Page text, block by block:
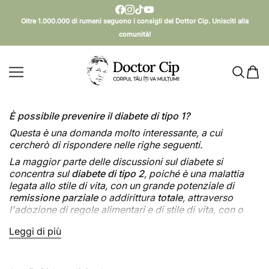
Oltre 1.000.000 di rumeni seguono i consigli del Dottor Cip. Unisciti alla
comunità!
Doctor Cip - Corpul tău îți va mulțumi!
È possibile prevenire il diabete di tipo 1?
Questa è una domanda molto interessante, a cui
cercherò di rispondere nelle righe seguenti.
La maggior parte delle discussioni sul diabete si
concentra suldiabete di tipo 2, poiché è una malattia
legata allo stile di vita, con un grande potenziale di
remissione parzialeo addirittura totale, attraverso
l'adozione di regole alimentari e di stile di vita, con o
Il diabete di tipo 1
Leggi di più
Leggi meno